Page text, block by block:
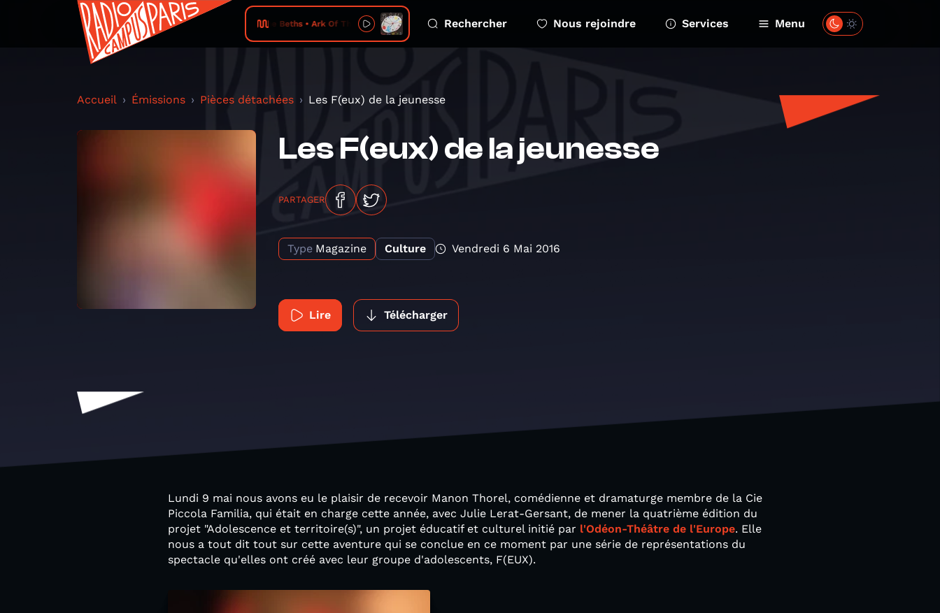
The Beths • Ark Of The Covenant Rechercher Nous rejoindre Services Menu
Accueil Émissions Pièces détachées Les F(eux) de la jeunesse
Les F(eux) de la jeunesse
PARTAGER
Type Magazine Culture Vendredi 6 Mai 2016
Lire Télécharger
Lundi 9 mai nous avons eu le plaisir de recevoir Manon Thorel, comédienne et dramaturge membre de la Cie
Piccola Familia, qui était en charge cette année, avec Julie Lerat-Gersant, de mener la quatrième édition du
projet "Adolescence et territoire(s)", un projet éducatif et culturel initié par l'Odéon-Théâtre de l'Europe. Elle
nous a tout dit tout sur cette aventure qui se conclue en ce moment par une série de représentations du
spectacle qu'elles ont créé avec leur groupe d'adolescents, F(EUX).